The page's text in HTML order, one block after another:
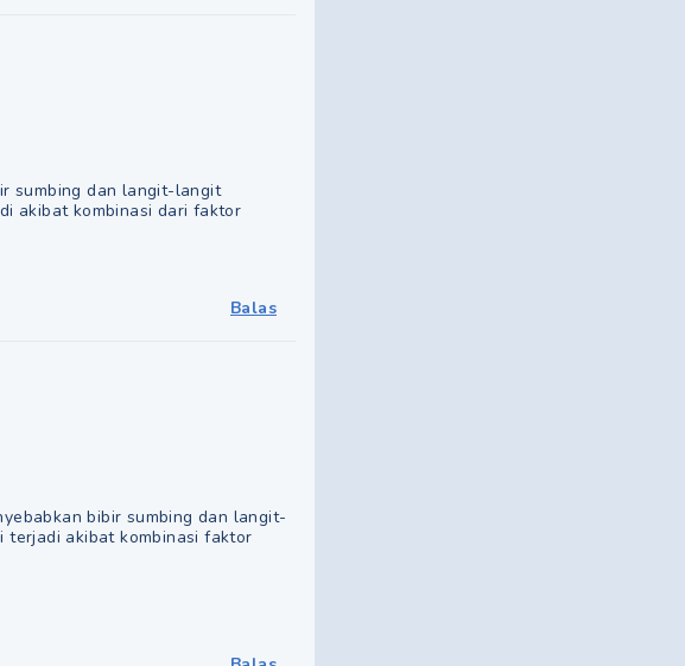
sumbing dan langit-langit
akibat kombinasi dari faktor
Balas
bibir sumbing dan langit-
terjadi akibat kombinasi faktor